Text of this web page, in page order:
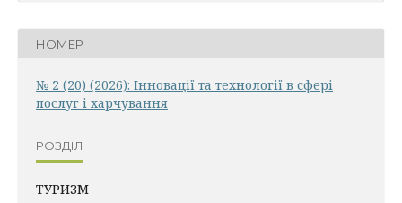
НОМЕР
№ 2 (20) (2026): Інновації та технології в сфері
послуг і харчування
РОЗДІЛ
ТУРИЗМ